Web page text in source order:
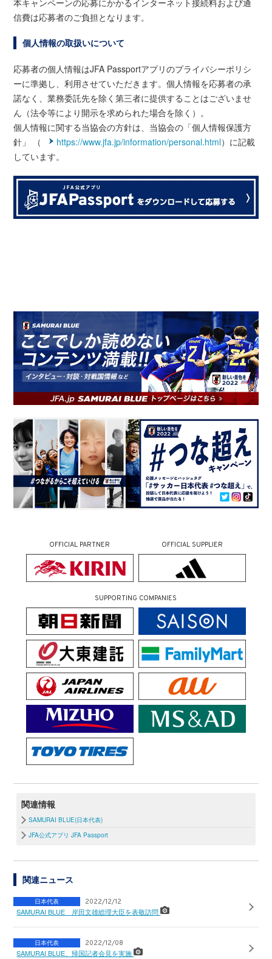
本キャンペーンの応募にかかるインターネット接続料および通
信費は応募者のご負担となります。
個人情報の取扱いについて
応募者の個人情報はJFA Passportアプリのプライバシーポリシ
ーに準拠し、利用させていただきます。個人情報を応募者の承
諾なく、業務委託先を除く第三者に提供することはございませ
ん（法令等により開示を求められた場合を除く）。
個人情報に関する当協会の方針は、当協会の「個人情報保護方
針」 （
https://www.jfa.jp/information/personal.html）に記載
しています。
OFFICIAL PARTNER OFFICIAL SUPPLIER
SUPPORTING COMPANIES
関連情報
SAMURAI BLUE(日本代表)
JFA公式アプリ JFA Passport
関連ニュース
日本代表 2022/12/12
SAMURAI BLUE 岸田文雄総理大臣を表敬訪問
日本代表 2022/12/08
SAMURAI BLUE、帰国記者会見を実施